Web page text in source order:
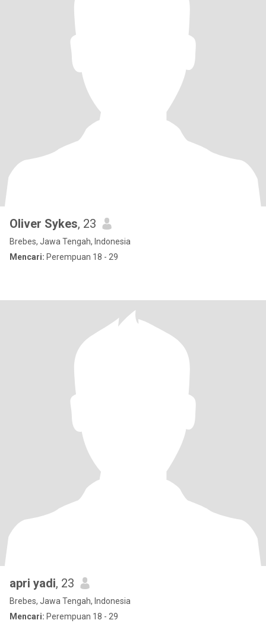
Oliver Sykes, 23
Brebes, Jawa Tengah, Indonesia
Mencari: Perempuan 18 - 29
apri yadi, 23
Brebes, Jawa Tengah, Indonesia
Mencari: Perempuan 18 - 29